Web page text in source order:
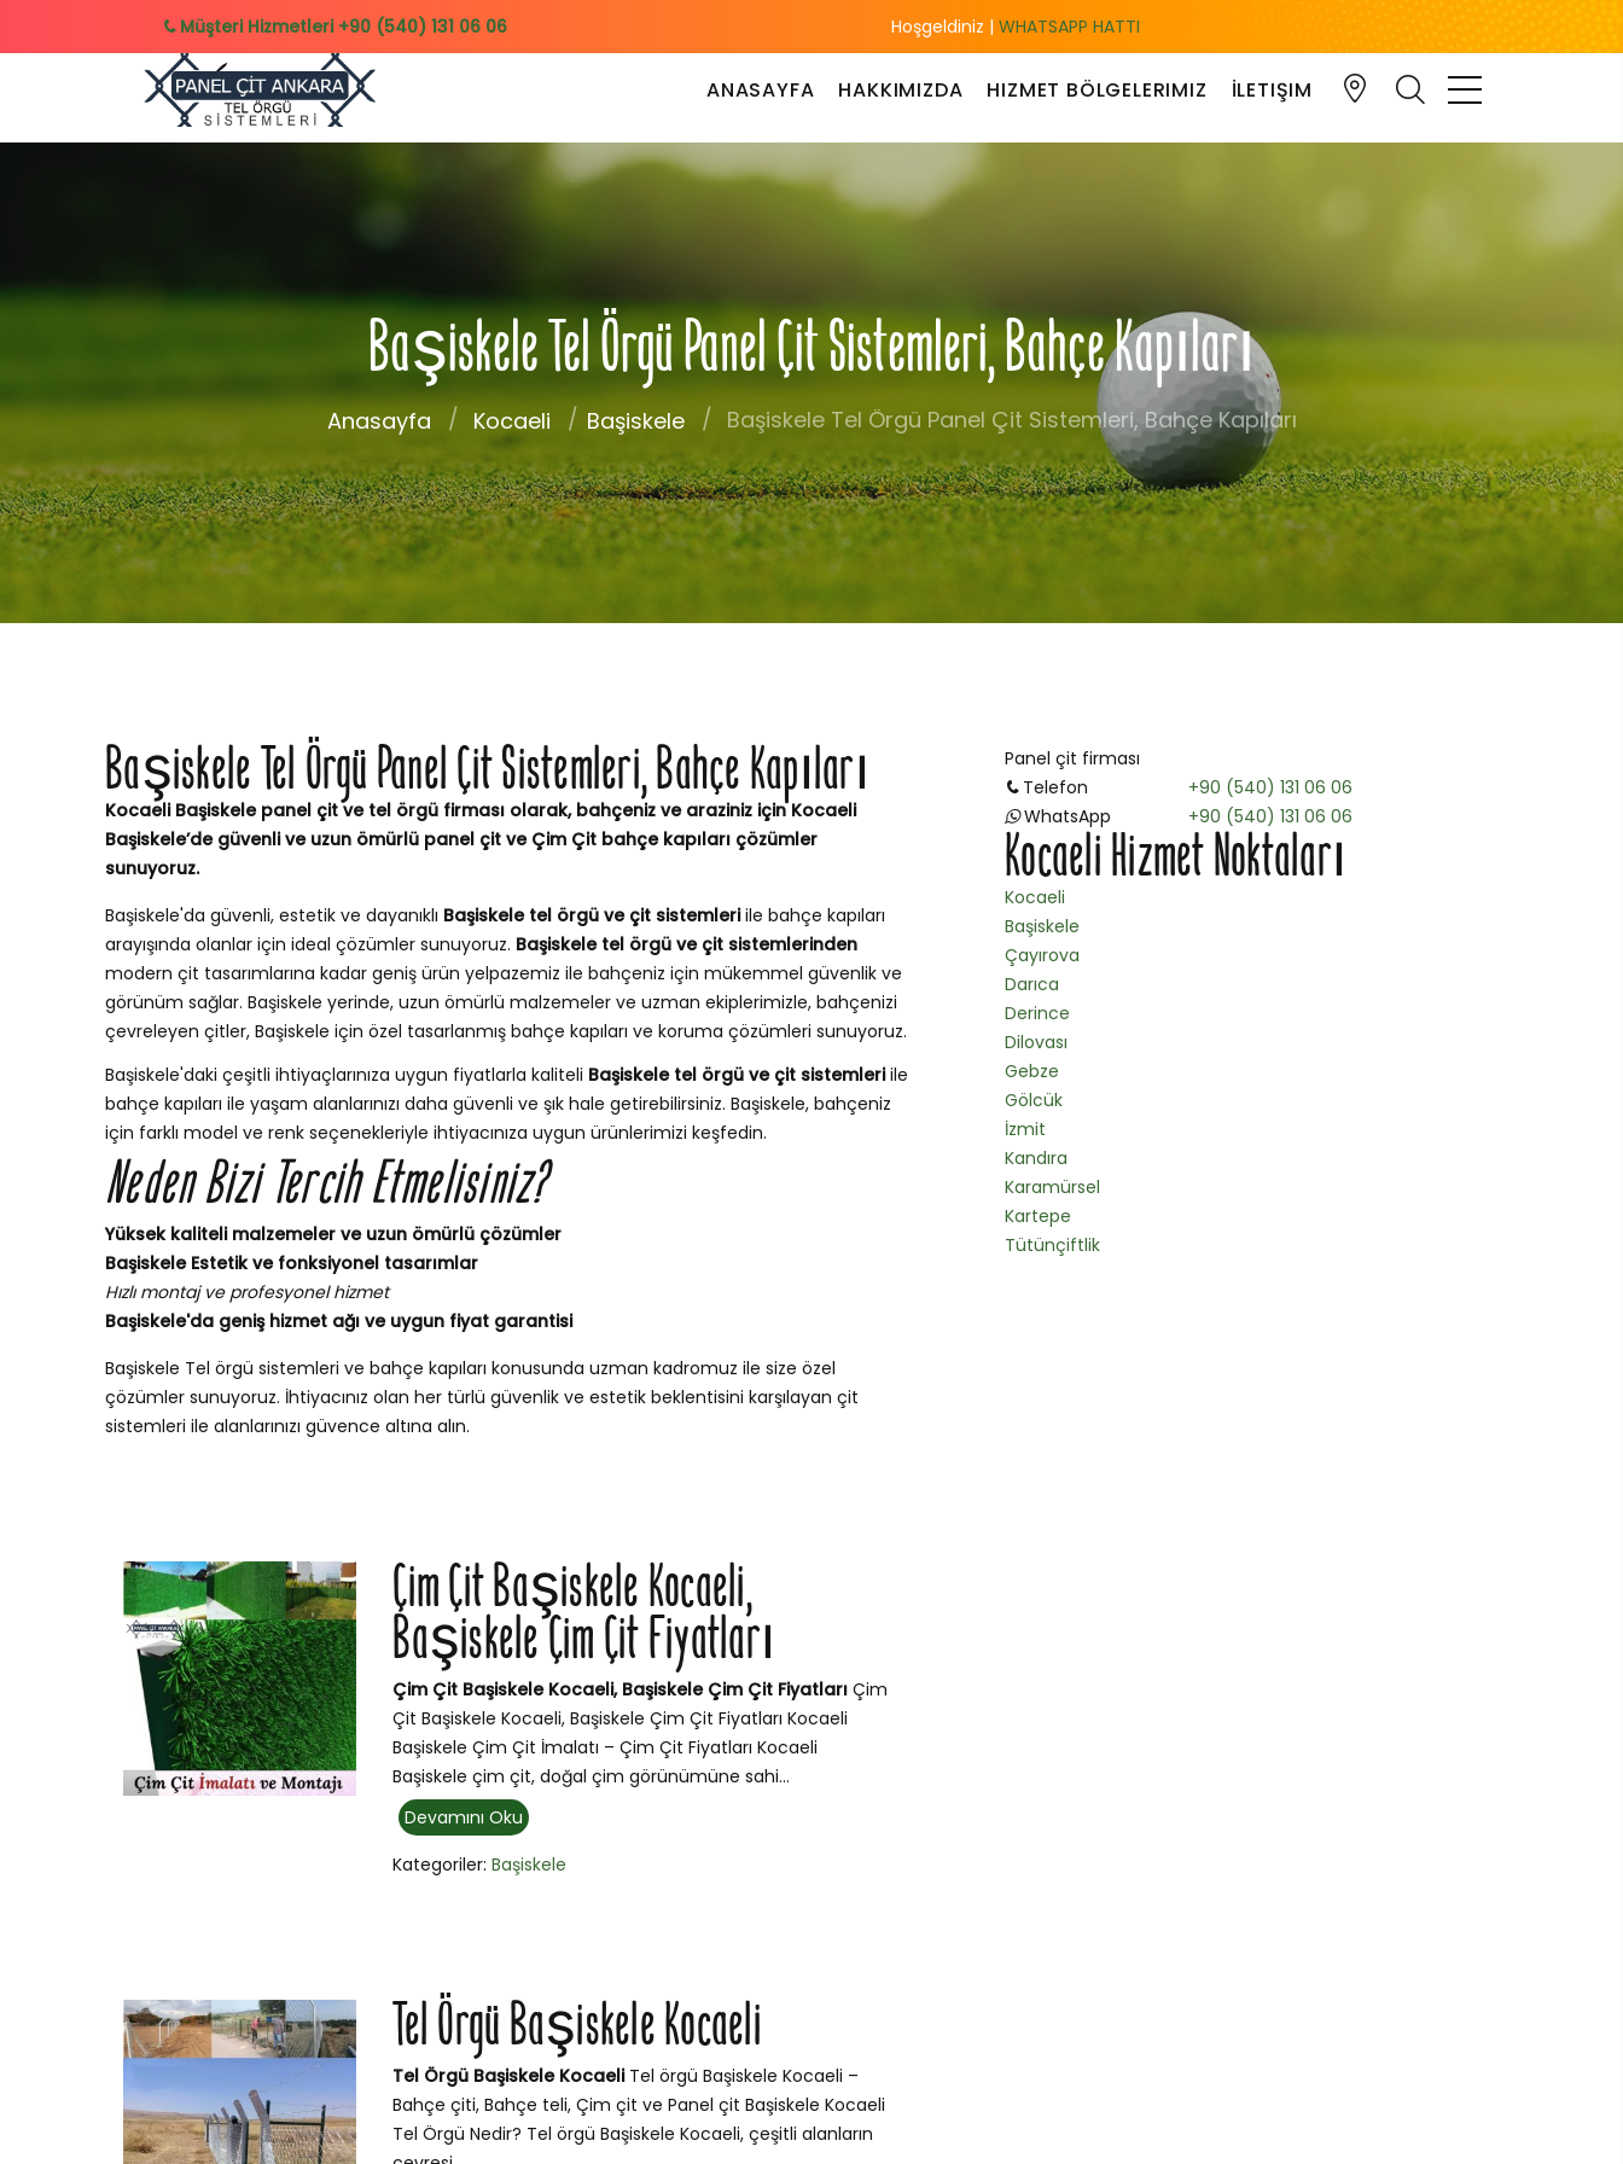
Müşteri Hizmetleri +90 (540) 131 06 06 Hoşgeldiniz | WHATSAPP HATTI
ANASAYFA HAKKIMIZDA HIZMET BÖLGELERIMIZ İLETIŞIM
Başiskele Tel Örgü Panel Çit Sistemleri, Bahçe Kapıları
Anasayfa Kocaeli Başiskele Başiskele Tel Örgü Panel Çit Sistemleri, Bahçe Kapıları
Panel çit firması
Telefon
+90 (540) 131 06 06
WhatsApp
+90 (540) 131 06 06
Kocaeli Hizmet Noktaları
Kocaeli
Başiskele
Çayırova
Darıca
Derince
Dilovası
Gebze
Gölcük
İzmit
Kandıra
Karamürsel
Kartepe
Tütünçiftlik
Başiskele Tel Örgü Panel Çit Sistemleri, Bahçe Kapıları
Kocaeli Başiskele panel çit ve tel örgü firması olarak, bahçeniz ve araziniz için Kocaeli
Başiskele’de güvenli ve uzun ömürlü panel çit ve Çim Çit bahçe kapıları çözümler
sunuyoruz.
Başiskele'da güvenli, estetik ve dayanıklı Başiskele tel örgü ve çit sistemleriile bahçe kapıları
arayışında olanlar için ideal çözümler sunuyoruz. Başiskele tel örgü ve çit sistemlerinden
modern çit tasarımlarına kadar geniş ürün yelpazemiz ile bahçeniz için mükemmel güvenlik ve
görünüm sağlar. Başiskele yerinde, uzun ömürlü malzemeler ve uzman ekiplerimizle, bahçenizi
çevreleyen çitler, Başiskele için özel tasarlanmış bahçe kapıları ve koruma çözümleri sunuyoruz.
Başiskele'daki çeşitli ihtiyaçlarınıza uygun fiyatlarla kaliteli Başiskele tel örgü ve çit sistemleriile
bahçe kapıları ile yaşam alanlarınızı daha güvenli ve şık hale getirebilirsiniz. Başiskele, bahçeniz
için farklı model ve renk seçenekleriyle ihtiyacınıza uygun ürünlerimizi keşfedin.
Neden Bizi Tercih Etmelisiniz?
Yüksek kaliteli malzemeler ve uzun ömürlü çözümler
Başiskele Estetik ve fonksiyonel tasarımlar
Hızlı montaj ve profesyonel hizmet
Başiskele'da geniş hizmet ağı ve uygun fiyat garantisi
Başiskele Tel örgü sistemleri ve bahçe kapıları konusunda uzman kadromuz ile size özel
çözümler sunuyoruz. İhtiyacınız olan her türlü güvenlik ve estetik beklentisini karşılayan çit
sistemleri ile alanlarınızı güvence altına alın.
Çim Çit Başiskele Kocaeli,
Başiskele Çim Çit Fiyatları
Çim Çit Başiskele Kocaeli, Başiskele Çim Çit Fiyatları Çim
Çit Başiskele Kocaeli, Başiskele Çim Çit Fiyatları Kocaeli
Başiskele Çim Çit İmalatı – Çim Çit Fiyatları Kocaeli
Başiskele çim çit, doğal çim görünümüne sahi...
Devamını Oku
Kategoriler:Başiskele
Tel Örgü Başiskele Kocaeli
Tel Örgü Başiskele KocaeliTel örgü Başiskele Kocaeli –
Bahçe çiti, Bahçe teli, Çim çit ve Panel çit Başiskele Kocaeli
Tel Örgü Nedir? Tel örgü Başiskele Kocaeli, çeşitli alanların